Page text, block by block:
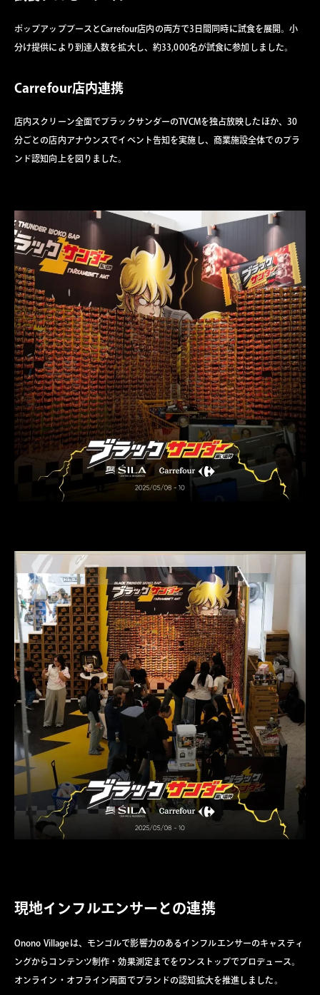
ポップアップブースとCarrefour店内の両方で3日間同時に試食を展開。小
分け提供により到達人数を拡大し、約33,000名が試食に参加しました。
Carrefour店内連携
店内スクリーン全面でブラックサンダーのTVCMを独占放映したほか、30
分ごとの店内アナウンスでイベント告知を実施し、商業施設全体でのブラ
ンド認知向上を図りました。
現地インフルエンサーとの連携
Onono Villageは、モンゴルで影響力のあるインフルエンサーのキャスティ
ングからコンテンツ制作・効果測定までをワンストップでプロデュース。
オンライン・オフライン両面でブランドの認知拡大を推進しました。